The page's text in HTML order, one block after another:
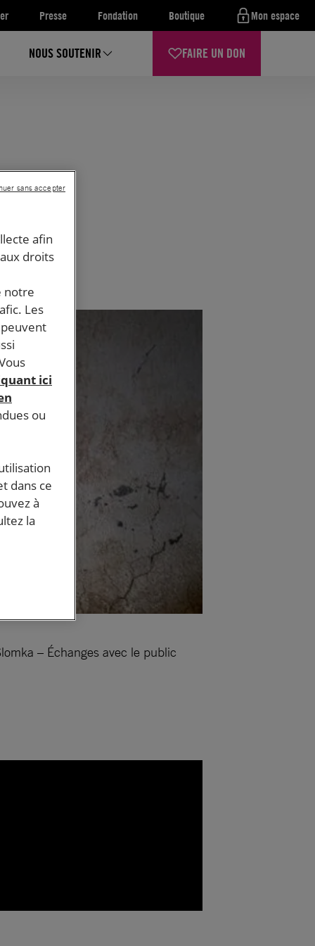
Presse Fondation Boutique Mon espace
NOUS SOUTENIR FAIRE UN DON
– Échanges avec le public
afin
droits
notre
Les
ici
ou
dans ce
à
la
sans accepter